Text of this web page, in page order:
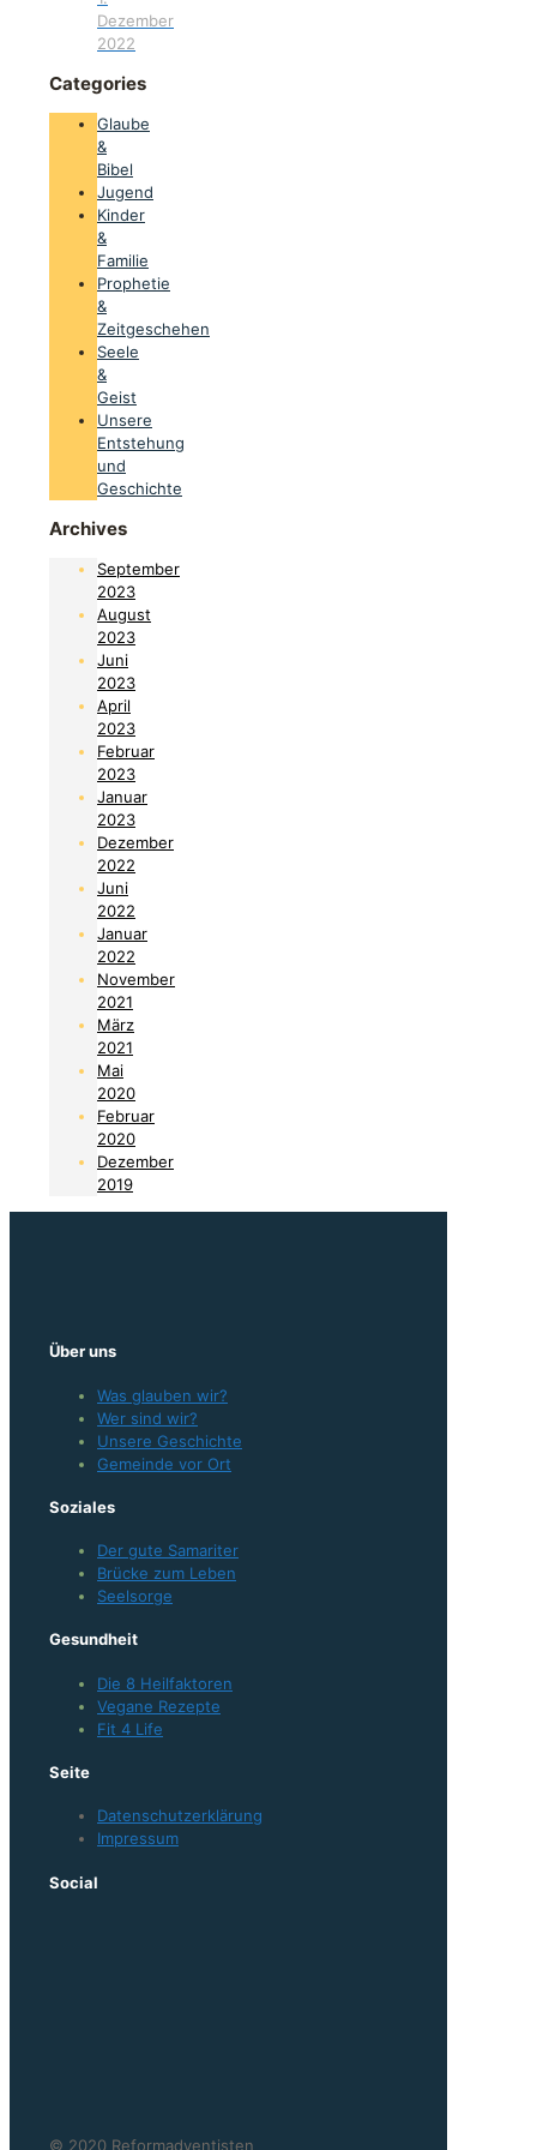
Dezember
2022
Categories
Glaube
&
Bibel
Jugend
Kinder
&
Familie
Prophetie
&
Zeitgeschehen
Seele
&
Geist
Unsere
Entstehung
und
Geschichte
Archives
September
2023
August
2023
Juni
2023
April
2023
Februar
2023
Januar
2023
Dezember
2022
Juni
2022
Januar
2022
November
2021
März
2021
Mai
2020
Februar
2020
Dezember
2019
Über uns
Was glauben wir?
Wer sind wir?
Unsere Geschichte
Gemeinde vor Ort
Soziales
Der gute Samariter
Brücke zum Leben
Seelsorge
Gesundheit
Die 8 Heilfaktoren
Vegane Rezepte
Fit 4 Life
Seite
Datenschutzerklärung
Impressum
Social
© 2020 Reformadventisten